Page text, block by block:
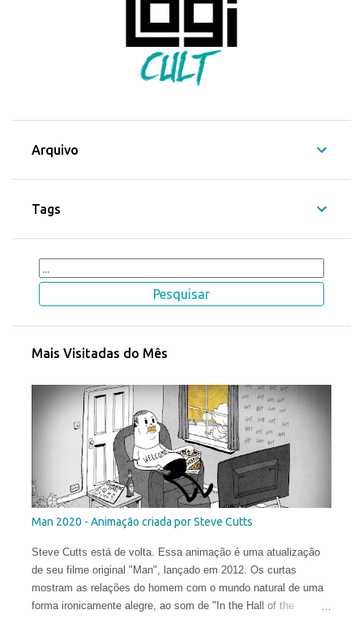
Arquivo
Tags
Mais Visitadas do Mês
Man 2020 - Animação criada por Steve Cutts
Steve Cutts está de volta. Essa animação é uma atualização
de seu filme original "Man", lançado em 2012. Os curtas
mostram as relações do homem com o mundo natural de uma
forma ironicamente alegre, ao som de "In the Hall of the